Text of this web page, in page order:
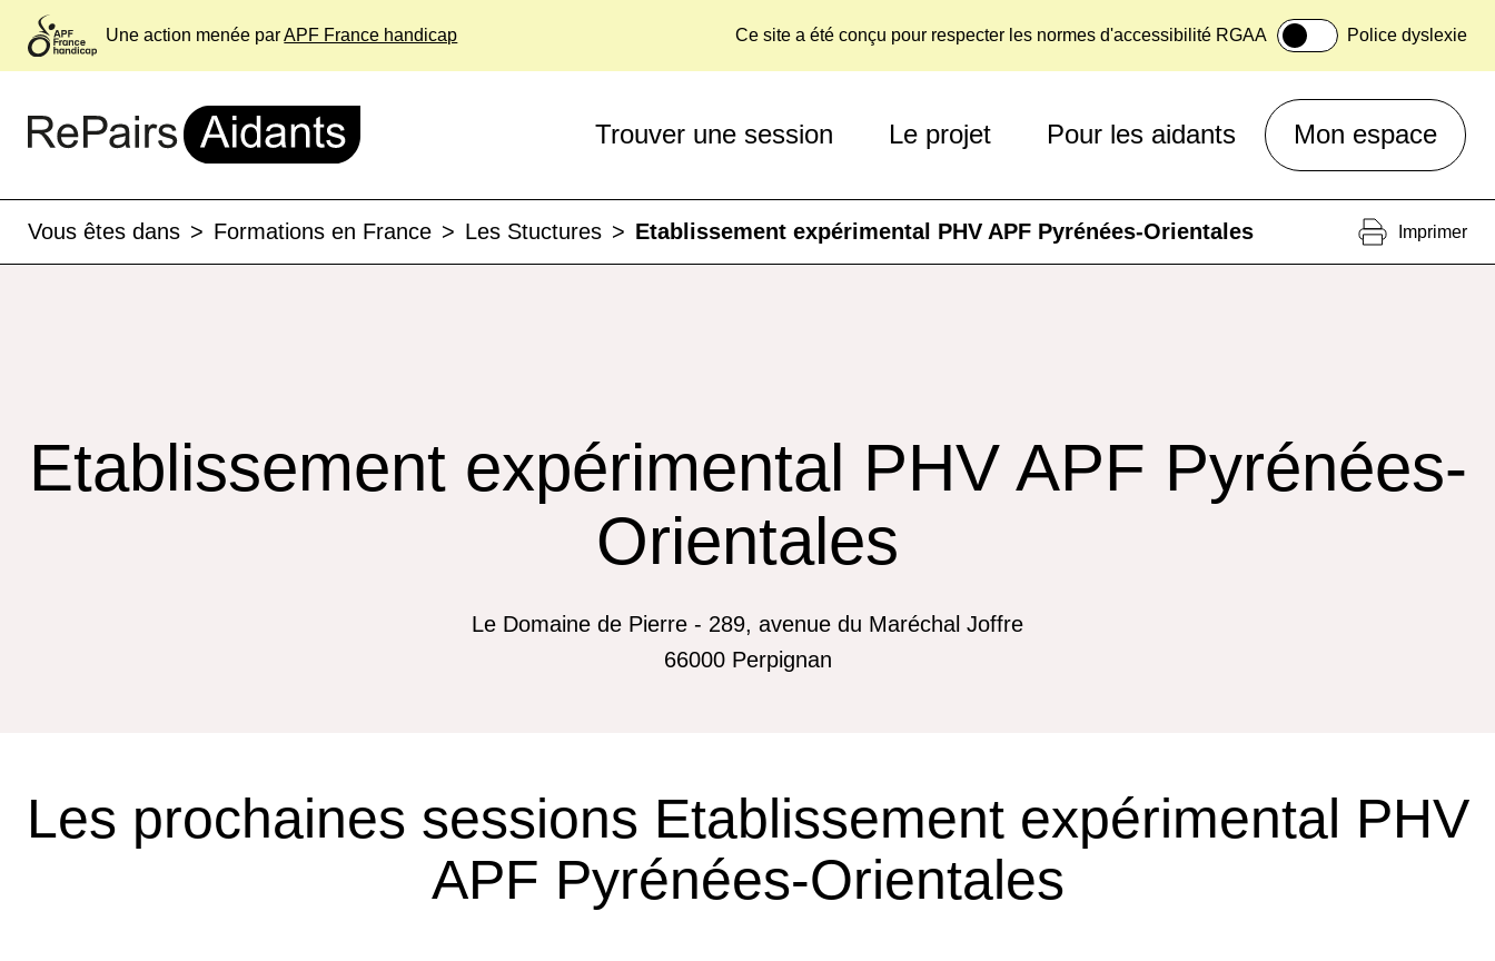
Une action menée parAPF France handicap Ce site a été conçu pour respecter les normes d'accessibilité RGAA Police dyslexie
Trouver une session Le projet Pour les aidants Mon espace
Vous êtes dans > Formations en France > Les Stuctures > Etablissement expérimental PHV APF Pyrénées-Orientales Imprimer
Etablissement expérimental PHV APF Pyrénées-
Orientales
Le Domaine de Pierre - 289, avenue du Maréchal Joffre
66000 Perpignan
Les prochaines sessions Etablissement expérimental PHV
APF Pyrénées-Orientales